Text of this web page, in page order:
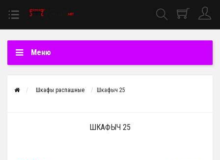
Меню
Шкафы распашные Шкафыч 25
ШКАФЫЧ 25